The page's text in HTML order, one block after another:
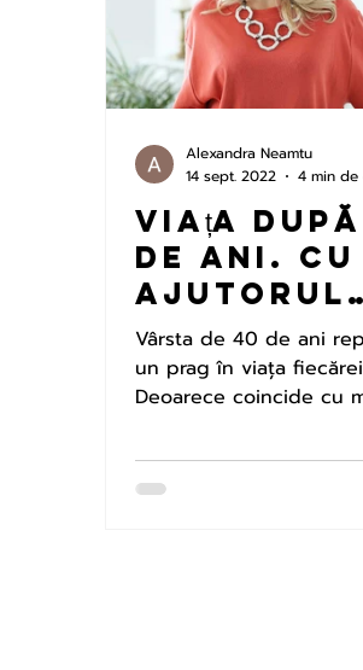
Viața
de ani. Cu
ajutorul
ici, fii
pentru
Vârsta de 40 de ani
un prag în viața
Deoarece coincide cu
perioada de...
Alexandra Neamtu
14 sept. 2022
4 min